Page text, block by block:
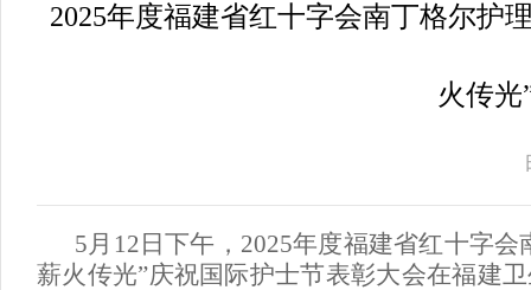
2025年度福建省红十字会南丁格尔护
火传
5月12日下午 ， 2025年度福建省红十字会
薪火传光”庆祝国际护士节表彰大会在福建